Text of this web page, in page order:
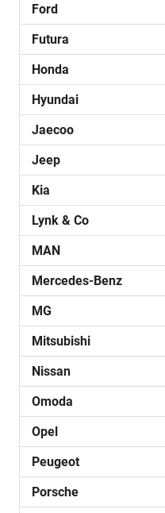
Ford
Futura
Honda
Hyundai
Jaecoo
Jeep
Kia
Lynk & Co
MAN
Mercedes-Benz
MG
Mitsubishi
Nissan
Omoda
Opel
Peugeot
Porsche